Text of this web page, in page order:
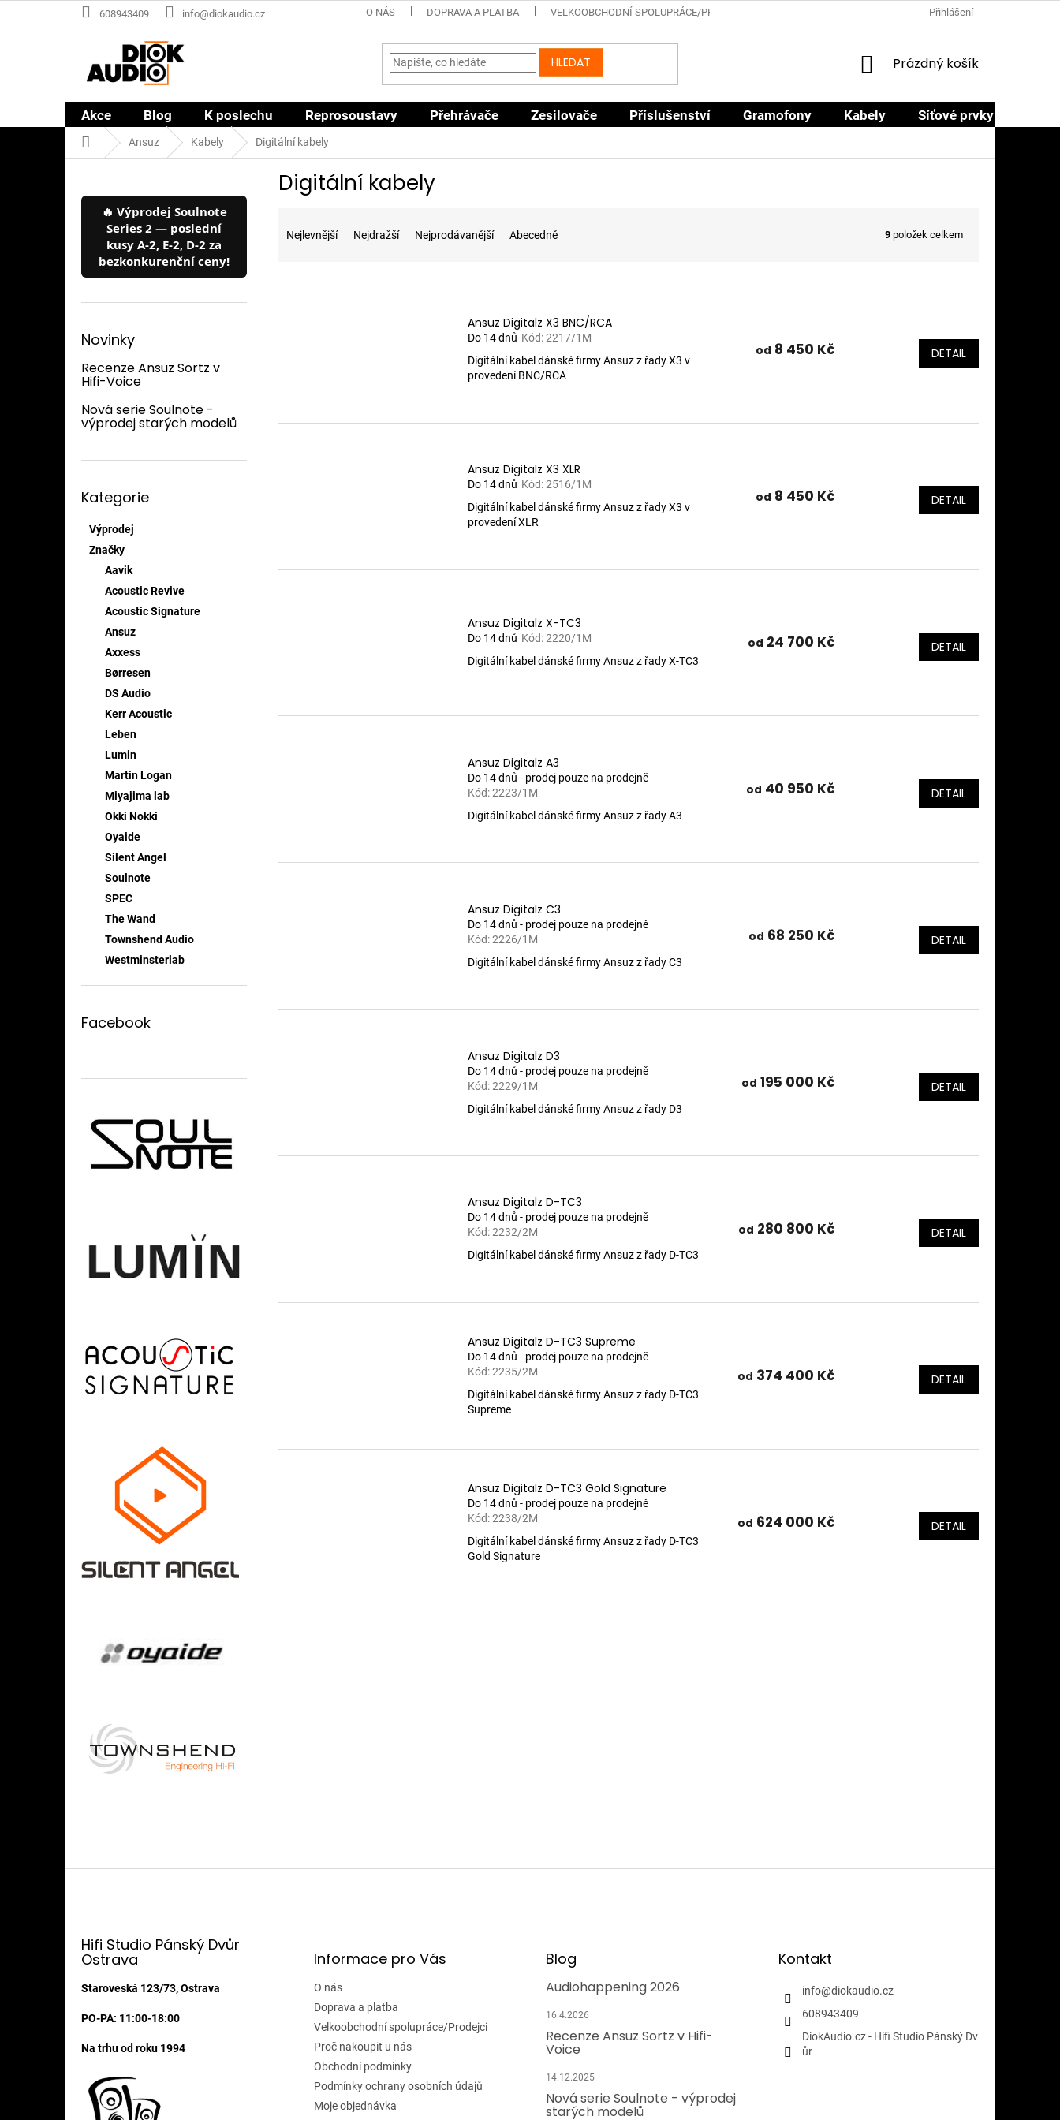
na
608943409 info@diokaudio.cz O NÁS DOPRAVA A PLATBA VELKOOBCHODNÍ SPOLUPRÁCE/PRODEJCI OBCHODNÍ PODMÍNKY
Přihlášení
HLEDAT
NÁKUPNÍ
Prázdný košík
Akce Blog K poslechu Reprosoustavy Přehrávače Zesilovače Příslušenství Gramofony Kabely Síťové prvky
Domů Ansuz Kabely Digitální kabely
🔥 Výprodej Soulnote
Series 2 — poslední
kusy A-2, E-2, D-2 za
bezkonkurenční ceny!
Novinky
Recenze Ansuz Sortz v
Hifi-Voice
Nová serie Soulnote -
výprodej starých modelů
kategorie
Kategorie
Výprodej
Značky
Aavik
Acoustic Revive
Acoustic Signature
Ansuz
Axxess
Børresen
DS Audio
Kerr Acoustic
Leben
Lumin
Martin Logan
Miyajima lab
Okki Nokki
Oyaide
Silent Angel
Soulnote
SPEC
The Wand
Townshend Audio
Westminsterlab
Facebook
Digitální kabely
a
t
Nejlevnější Nejdražší Nejprodávanější Abecedně 9 položek celkem
d
Ansuz Digitalz X3 BNC/RCA
Do 14 dnů Kód:2217/1M
Digitální kabel dánské firmy Ansuz z řady X3 v
provedení BNC/RCA
od 8 450 Kč DETAIL
Ansuz Digitalz X3 XLR
Do 14 dnů Kód:2516/1M
Digitální kabel dánské firmy Ansuz z řady X3 v
provedení XLR
od 8 450 Kč DETAIL
Ansuz Digitalz X-TC3
Do 14 dnů Kód:2220/1M
Digitální kabel dánské firmy Ansuz z řady X-TC3
od 24 700 Kč DETAIL
Ansuz Digitalz A3
Do 14 dnů - prodej pouze na prodejně
Kód:2223/1M
Digitální kabel dánské firmy Ansuz z řady A3
od 40 950 Kč DETAIL
Ansuz Digitalz C3
Do 14 dnů - prodej pouze na prodejně
Kód:2226/1M
Digitální kabel dánské firmy Ansuz z řady C3
od 68 250 Kč DETAIL
Ansuz Digitalz D3
Do 14 dnů - prodej pouze na prodejně
Kód:2229/1M
Digitální kabel dánské firmy Ansuz z řady D3
od 195 000 Kč DETAIL
Ansuz Digitalz D-TC3
Do 14 dnů - prodej pouze na prodejně
Kód:2232/2M
Digitální kabel dánské firmy Ansuz z řady D-TC3
od 280 800 Kč DETAIL
Ansuz Digitalz D-TC3 Supreme
Do 14 dnů - prodej pouze na prodejně
Kód:2235/2M
Digitální kabel dánské firmy Ansuz z řady D-TC3
Supreme
od 374 400 Kč DETAIL
Ansuz Digitalz D-TC3 Gold Signature
Do 14 dnů - prodej pouze na prodejně
Kód:2238/2M
Digitální kabel dánské firmy Ansuz z řady D-TC3
Gold Signature
od 624 000 Kč DETAIL
s
Hifi Studio Pánský Dvůr
Ostrava
Staroveská 123/73, Ostrava
PO-PA: 11:00-18:00
Na trhu od roku 1994
Informace pro Vás
O nás
Doprava a platba
Velkoobchodní spolupráce/Prodejci
Proč nakoupit u nás
Obchodní podmínky
Podmínky ochrany osobních údajů
Moje objednávka
Blog
Audiohappening 2026
16.4.2026
Recenze Ansuz Sortz v Hifi-
Voice
14.12.2025
Nová serie Soulnote - výprodej
starých modelů
Kontakt
info@diokaudio.cz
608943409
DiokAudio.cz - Hifi Studio Pánský Dv
ůr